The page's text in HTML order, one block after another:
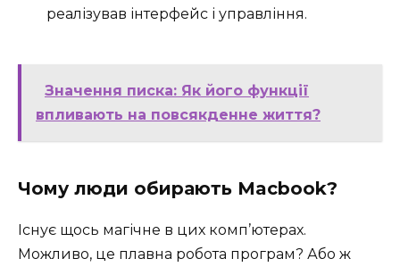
реалізував інтерфейс і управління.
Значення писка: Як його функції
впливають на повсякденне життя?
Чому люди обирають Macbook?
Існує щось магічне в цих комп’ютерах.
Можливо, це плавна робота програм? Або ж